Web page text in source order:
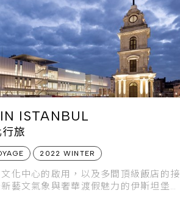
ISTANBUL
旅
2022 WINTER
化中心的啟用，以及多間頂級飯店的接
藝文氣象與奢華渡假魅力的伊斯坦堡，